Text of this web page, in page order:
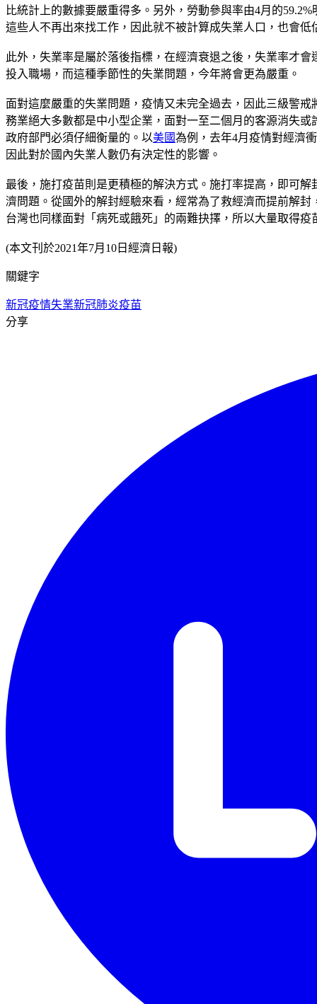
比統計上的數據要嚴重得多。另外，勞動參與率由4月的
這些人不再出來找工作，因此就不被計算成失業人口，也會低
此外，失業率是屬於落後指標，在經濟衰退之後，失業率才
投入職場，而這種季節性的失業問題，今年將會更為嚴重。
面對這麼嚴重的失業問題，疫情又未完全過去，因此三級警
務業絕大多數都是中小型企業，面對一至二個月的客源消失
政府部門必須仔細衡量的。以美國為例，去年4月疫情對經濟
因此對於國內失業人數仍有決定性的影響。
最後，施打疫苗則是更積極的解決方式。施打率提高，即可
濟問題。從國外的解封經驗來看，經常為了救經濟而提前解
台灣也同樣面對「病死或餓死」的兩難抉擇，所以大量取得
(本文刊於2021年7月10日經濟日報)
關鍵字
新冠疫情失業新冠肺炎疫苗
分享